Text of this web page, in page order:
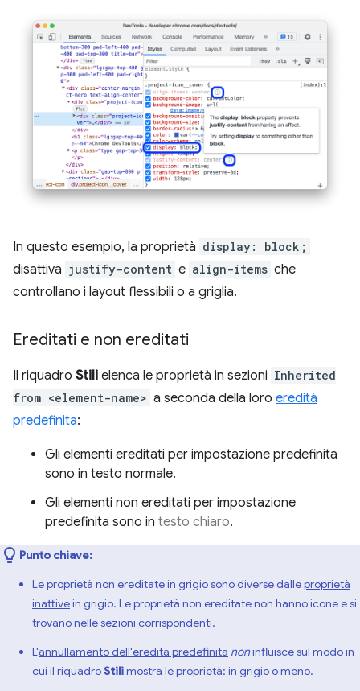
In questo esempio, la proprietà display: block;
disattiva justify-content e align-items che
controllano i layout flessibili o a griglia.
Ereditati e non ereditati
Il riquadro Stili elenca le proprietà in sezioni Inherited
from <element-name> a seconda della loro eredità
predefinita:
Gli elementi ereditati per impostazione predefinita
sono in testo normale.
Gli elementi non ereditati per impostazione
predefinita sono in testo chiaro.
Punto chiave:
Le proprietà non ereditate in grigio sono diverse dalleproprietà
inattivein grigio. Le proprietà non ereditate non hanno icone e si
trovano nelle sezioni corrispondenti.
L'annullamento dell'eredità predefinita noninfluisce sul modo in
cui il riquadroStilimostra le proprietà: in grigio o meno.